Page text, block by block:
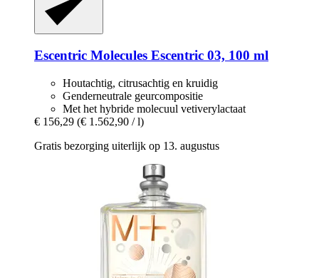
Escentric Molecules Escentric 03, 100 ml
Houtachtig, citrusachtig en kruidig
Genderneutrale geurcompositie
Met het hybride molecuul vetiverylactaat
€ 156,29 (€ 1.562,90 / l)
Gratis bezorging uiterlijk op 13. augustus